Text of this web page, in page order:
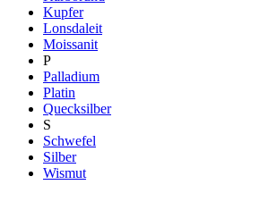
Kupfer
Lonsdaleit
Moissanit
P
Palladium
Platin
Quecksilber
S
Schwefel
Silber
Wismut